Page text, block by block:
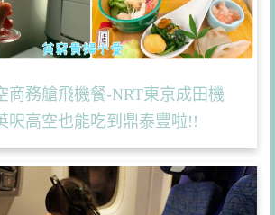
商務艙飛機餐-NRT東京成田機
呎高空也能吃到鼎泰豐啦!!